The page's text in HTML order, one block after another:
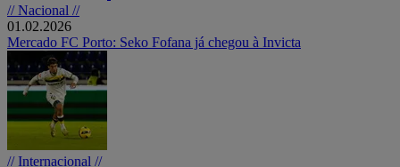
// Nacional //
01.02.2026
Mercado FC Porto: Seko Fofana já chegou à Invicta
// Internacional //